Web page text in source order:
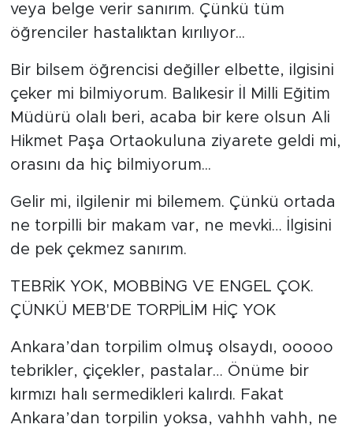
veya belge verir sanırım. Çünkü tüm
öğrenciler hastalıktan kırılıyor...
Bir bilsem öğrencisi değiller elbette, ilgisini
çeker mi bilmiyorum. Balıkesir İl Milli Eğitim
Müdürü olalı beri, acaba bir kere olsun Ali
Hikmet Paşa Ortaokuluna ziyarete geldi mi,
orasını da hiç bilmiyorum...
Gelir mi, ilgilenir mi bilemem. Çünkü ortada
ne torpilli bir makam var, ne mevki… İlgisini
de pek çekmez sanırım.
TEBRİK YOK, MOBBİNG VE ENGEL ÇOK.
ÇÜNKÜ MEB'DE TORPİLİM HİÇ YOK
Ankara’dan torpilim olmuş olsaydı, ooooo
tebrikler, çiçekler, pastalar… Önüme bir
kırmızı halı sermedikleri kalırdı. Fakat
Ankara’dan torpilin yoksa, vahhh vahh, ne